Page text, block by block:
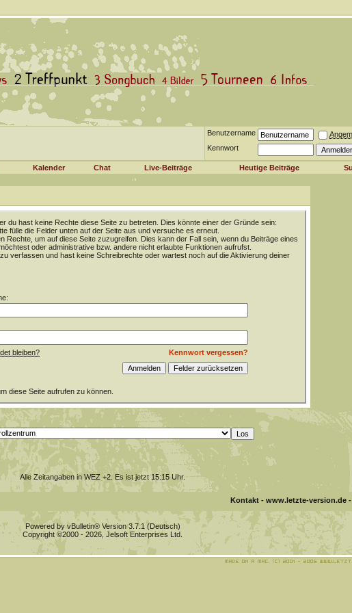
Benutzername
Kennwort
Kalender Chat Live-Beiträge Heutige Beiträge
du hast keine Rechte diese Seite zu betreten. Dies könnte einer der Gründe sein:
fülle die Felder unten auf der Seite aus und versuche es erneut.
Rechte, um auf diese Seite zuzugreifen. Dies kann der Fall sein, wenn du Beiträge eines
oder administrative bzw. andere nicht erlaubte Funktionen aufrufst.
verfassen und hast keine Schreibrechte oder wartest noch auf die Aktivierung deiner
Kennwort vergessen?
bleiben?
diese Seite aufrufen zu können.
Alle Zeitangaben in WEZ +2. Es ist jetzt15:15Uhr.
Kontakt- www.letzte-version.de-
Powered by vBulletin® Version 3.7.1 (Deutsch)
Copyright ©2000 - 2026, Jelsoft Enterprises Ltd.